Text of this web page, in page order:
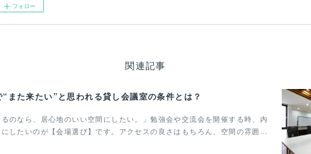
フォロー
関連記事
また来たい”と思われる貸し会議室の条件とは？
るのなら、居心地のいい空間にしたい。」勉強会や交流会を開催する時、内
したいのが【会場選び】です。アクセスの良さはもちろん、空間の雰囲…